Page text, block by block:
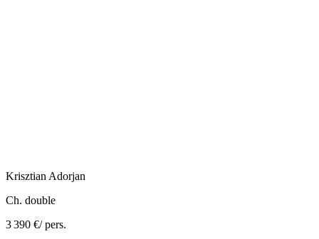
Krisztian Adorjan
Ch. double
3 390 €/ pers.